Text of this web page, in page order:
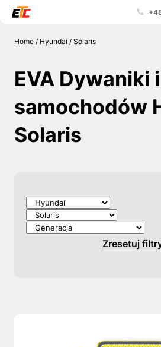
Home/ Hyundai / Solaris
EVA Dywaniki
samochodów
Solaris
Zresetuj